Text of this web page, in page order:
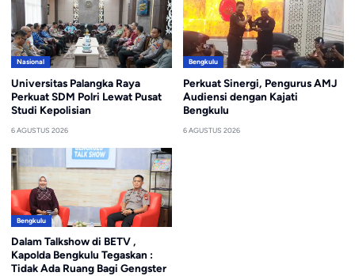
Nasional
Universitas Palangka Raya
Perkuat SDM Polri Lewat Pusat
Studi Kepolisian
6 AGUSTUS 2026
Bengkulu
Perkuat Sinergi, Pengurus AMJ
Audiensi dengan Kajati
Bengkulu
6 AGUSTUS 2026
Bengkulu
Dalam Talkshow di BETV ,
Kapolda Bengkulu Tegaskan :
Tidak Ada Ruang Bagi Gengster